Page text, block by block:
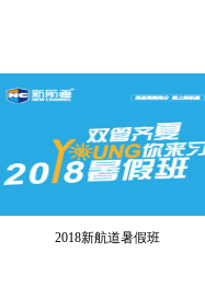
2018新航道暑假班